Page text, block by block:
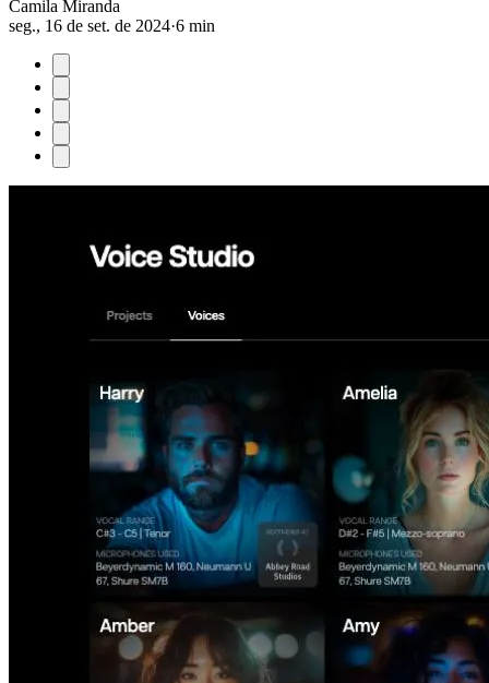
Camila Miranda
seg., 16 de set. de 2024·6 min